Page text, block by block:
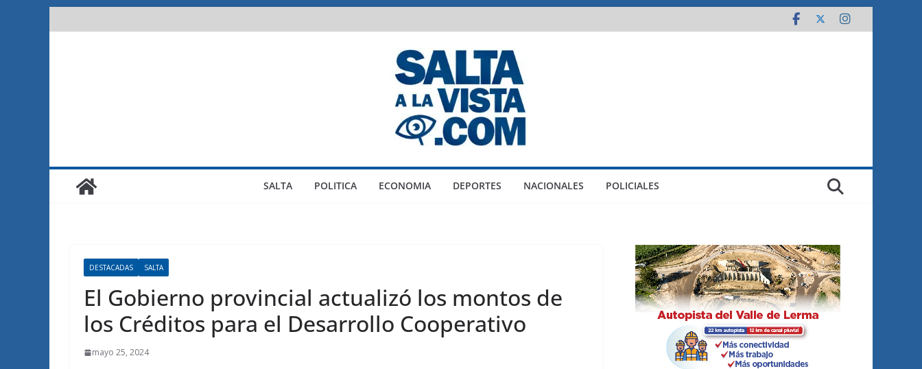
al
SALTA POLITICA ECONOMIA DEPORTES NACIONALES POLICIALES
DESTACADAS SALTA
El Gobierno provincial actualizó los montos de
los Créditos para el Desarrollo Cooperativo
mayo 25, 2024